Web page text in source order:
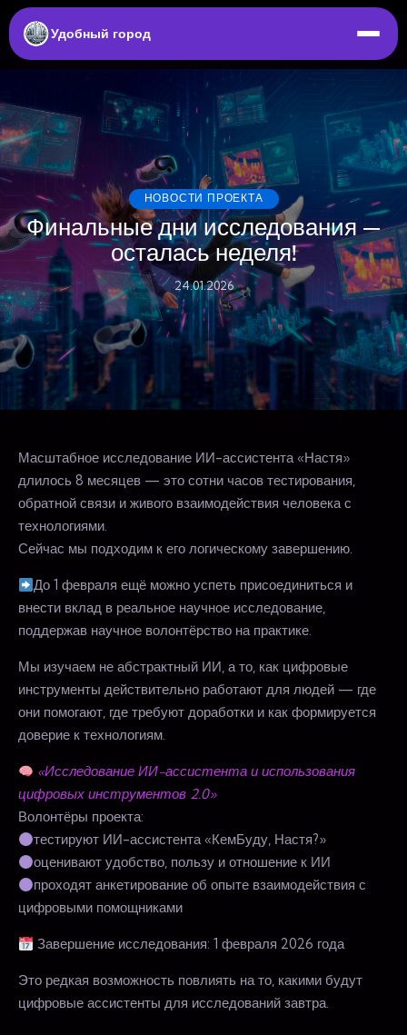
Удобный город
НОВОСТИ ПРОЕКТА
Финальные дни исследования —
осталась неделя!
24.01.2026
Масштабное исследование ИИ-ассистента «Настя»
длилось 8 месяцев — это сотни часов тестирования,
обратной связи и живого взаимодействия человека с
технологиями.
Сейчас мы подходим к его логическому завершению.
До 1 февраля ещё можно успеть присоединиться и
внести вклад в реальное научное исследование,
поддержав научное волонтёрство на практике.
Мы изучаем не абстрактный ИИ, а то, как цифровые
инструменты действительно работают для людей — где
они помогают, где требуют доработки и как формируется
доверие к технологиям.
«Исследование ИИ-ассистента и использования
цифровых инструментов 2.0»
Волонтёры проекта:
тестируют ИИ-ассистента «КемБуду, Настя?»
оценивают удобство, пользу и отношение к ИИ
проходят анкетирование об опыте взаимодействия с
цифровыми помощниками
Завершение исследования: 1 февраля 2026 года
Это редкая возможность повлиять на то, какими будут
цифровые ассистенты для исследований завтра.